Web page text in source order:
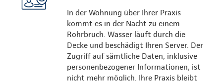
In der Wohnung über Ihrer Praxis
kommt es in der Nacht zu einem
Rohrbruch. Wasser läuft durch die
Decke und beschädigt Ihren Server. Der
Zugriff auf sämtliche Daten, inklusive
personenbezogener Informationen, ist
nicht mehr möglich. Ihre Praxis bleibt